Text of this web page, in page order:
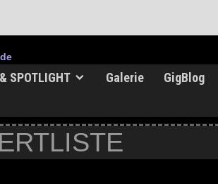
SPOTLIGHT Galerie GigBlog